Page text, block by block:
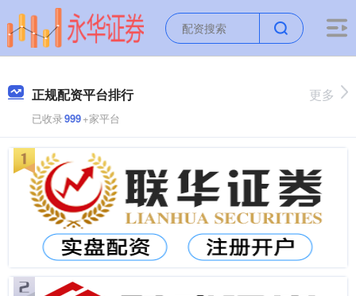
正规配资平台排行
已收录999+家平台
更多